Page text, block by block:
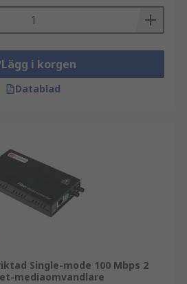
Lägg i korgen
Datablad
Single-mode 100 Mbps 2
mediaomvandlare